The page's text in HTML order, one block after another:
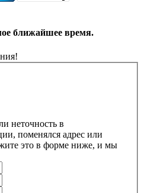
ближайшее время.
неточность в
поменялся адрес или
это в форме ниже, и мы